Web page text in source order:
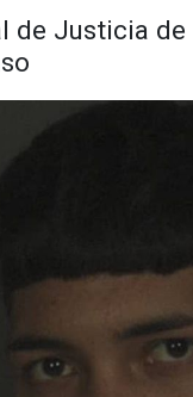
de Justicia